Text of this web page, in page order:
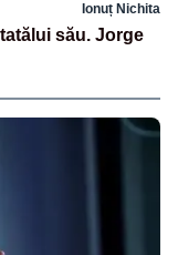
Ionuț Nichita
său. Jorge